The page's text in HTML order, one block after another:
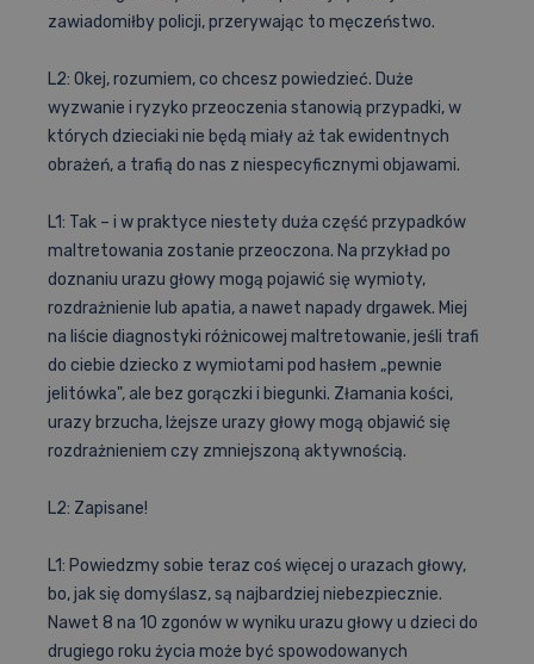
zawiadomiłby policji, przerywając to męczeństwo.
L2: Okej, rozumiem, co chcesz powiedzieć. Duże
wyzwanie i ryzyko przeoczenia stanowią przypadki, w
których dzieciaki nie będą miały aż tak ewidentnych
obrażeń, a trafią do nas z niespecyficznymi objawami.
L1: Tak – i w praktyce niestety duża część przypadków
maltretowania zostanie przeoczona. Na przykład po
doznaniu urazu głowy mogą pojawić się wymioty,
rozdrażnienie lub apatia, a nawet napady drgawek. Miej
na liście diagnostyki różnicowej maltretowanie, jeśli trafi
do ciebie dziecko z wymiotami pod hasłem „pewnie
jelitówka", ale bez gorączki i biegunki. Złamania kości,
urazy brzucha, lżejsze urazy głowy mogą objawić się
rozdrażnieniem czy zmniejszoną aktywnością.
L2: Zapisane!
L1: Powiedzmy sobie teraz coś więcej o urazach głowy,
bo, jak się domyślasz, są najbardziej niebezpiecznie.
Nawet 8 na 10 zgonów w wyniku urazu głowy u dzieci do
drugiego roku życia może być spowodowanych